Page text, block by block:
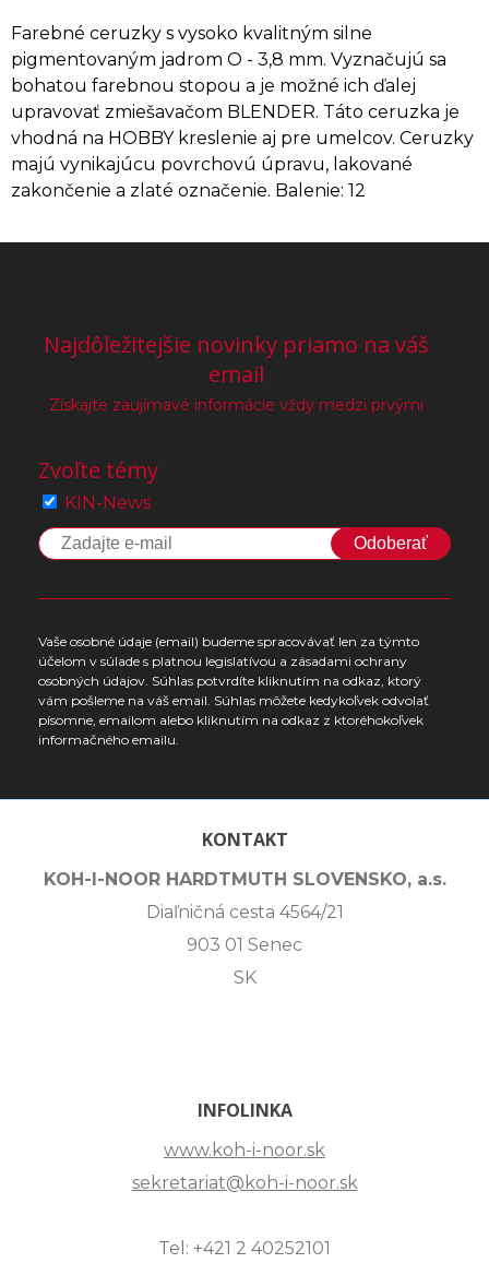
Farebné ceruzky s vysoko kvalitným silne
pigmentovaným jadrom O - 3,8 mm. Vyznačujú sa
bohatou farebnou stopou a je možné ich ďalej
upravovať zmiešavačom BLENDER. Táto ceruzka je
vhodná na HOBBY kreslenie aj pre umelcov. Ceruzky
majú vynikajúcu povrchovú úpravu, lakované
zakončenie a zlaté označenie. Balenie: 12
Najdôležitejšie novinky priamo na váš
email
Získajte zaujímavé informácie vždy medzi prvými
Zvoľte témy
KIN-News
Odoberať
Vaše osobné údaje (email) budeme spracovávať len za týmto
účelom v súlade s platnou legislatívou a zásadami ochrany
osobných údajov. Súhlas potvrdíte kliknutím na odkaz, ktorý
vám pošleme na váš email. Súhlas môžete kedykoľvek odvolať
písomne, emailom alebo kliknutím na odkaz z ktoréhokoľvek
informačného emailu.
KONTAKT
KOH-I-NOOR HARDTMUTH SLOVENSKO, a.s.
Diaľničná cesta 4564/21
903 01 Senec
SK
INFOLINKA
www.koh-i-noor.sk
sekretariat@koh-i-noor.sk
Tel: +421 2 40252101